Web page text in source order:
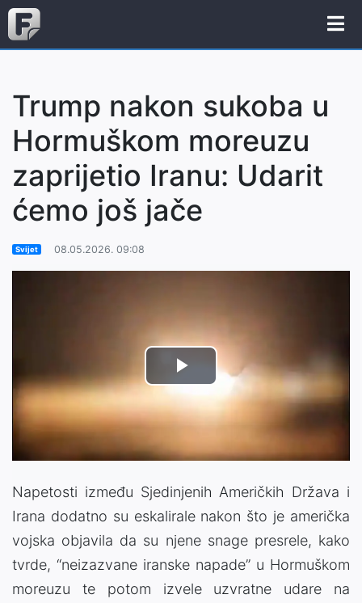
Trump nakon sukoba u
Hormuškom moreuzu
zaprijetio Iranu: Udarit
ćemo još jače
Svijet 08.05.2026. 09:08
Play
Video
Napetosti između Sjedinjenih Američkih Država i
Irana dodatno su eskalirale nakon što je američka
vojska objavila da su njene snage presrele, kako
tvrde, “neizazvane iranske napade” u Hormuškom
moreuzu te potom izvele uzvratne udare na